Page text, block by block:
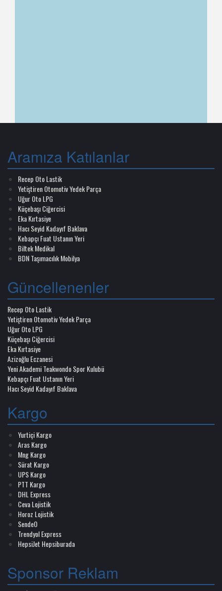
Aramıza Katılanlar
Recep Oto Lastik
Yetiştiren Otomotiv Yedek Parça
Uğur Oto LPG
Küçebaşı Ciğercisi
Eka Kırtasiye
Hacı Seyid Kadayıf Baklava
Kebapçı Fuat Ustanın Yeri
Biltek Medikal
BDN Taşımacılık Mobilya
Güncellenenler
Recep Oto Lastik
Yetiştiren Otomotiv Yedek Parça
Uğur Oto LPG
Küçebaşı Ciğercisi
Eka Kırtasiye
Azizoğlu Eczanesi
Yeni Akademi Teakwondo Spor Kulubü
Kebapçı Fuat Ustanın Yeri
Hacı Seyid Kadayıf Baklava
Kargo
Yurtiçi Kargo
Aras Kargo
Mng Kargo
Sürat Kargo
UPS Kargo
PTT Kargo
DHL Express
Ceva Lojistik
Horoz Lojistik
SendeO
Trendyol Express
HepsiJet Hepsiburada
Sponsor Reklam